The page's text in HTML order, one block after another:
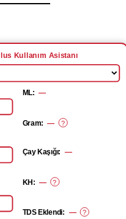
Kullanım Asistanı
ML: —
Gram: — ?
Çay Kaşığı: —
KH: — ?
TDS Eklendi: — ?